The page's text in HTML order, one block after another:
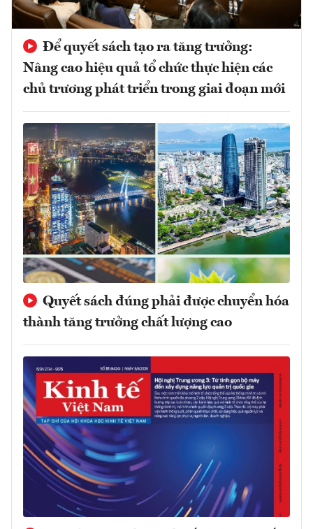
Để quyết sách tạo ra tăng trưởng:
Nâng cao hiệu quả tổ chức thực hiện các
chủ trương phát triển trong giai đoạn mới
Quyết sách đúng phải được chuyển hóa
thành tăng trưởng chất lượng cao